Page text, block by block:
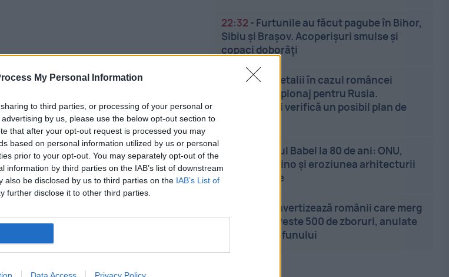
My Personal Information
to third parties, or processing of your personal or
by us, please use the below opt-out section to
that after your opt-out request is processed you may
based on personal information utilized by us or personal
prior to your opt-out. You may separately opt-out of the
information by third parties on the IAB’s list of downstream
also be disclosed by us to third parties on the IAB’s List of
further disclose it to other third parties.
Data Access Privacy Policy
22:32 - Furtunile au făcut pagube în Bihor,
Sibiu și Brașov. Acoperișuri smulse și
copaci doborâți
22:22-Noi detalii în cazul româncei
acuzate de spionaj pentru Rusia.
Anchetatorii verifică un posibil plan de
Turnul Babel la 80 de ani: ONU,
pariul Infantino și eroziunea arhitecturii
multilaterale
MAE avertizează românii care merg
în Japonia. Peste 500 de zboruri, anulate
din cauza taifunului